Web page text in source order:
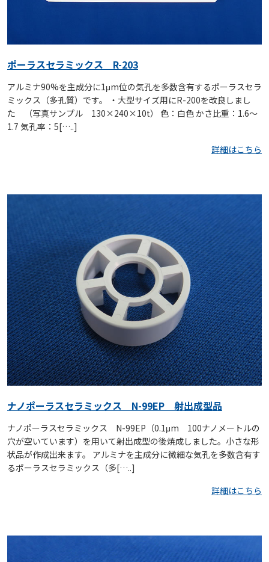
ポーラスセラミックス R-203
アルミナ90%を主成分に1μm位の気孔を多数含有するポーラスセラ
ミックス（多孔質）です。 ・大型サイズ用にR-200を改良しまし
た （写真サンプル 130×240×10t） 色：白色 かさ比重：1.6～
1.7 気孔率：5[…..]
詳細はこちら
ナノポーラスセラミックス N-99EP 射出成型品
ナノポーラスセラミックス N-99EP（0.1μm 100ナノメートルの
穴が空いています）を用いて射出成型の後焼成しました。小さな形
状品が作成出来ます。 アルミナを主成分に微細な気孔を多数含有す
るポーラスセラミックス（多[…..]
詳細はこちら